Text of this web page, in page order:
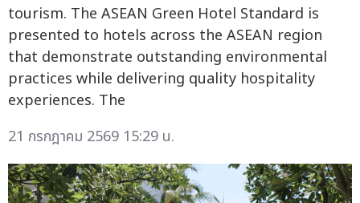
tourism. The ASEAN Green Hotel Standard is
presented to hotels across the ASEAN region
that demonstrate outstanding environmental
practices while delivering quality hospitality
experiences. The
21 กรกฎาคม 2569 15:29 น.